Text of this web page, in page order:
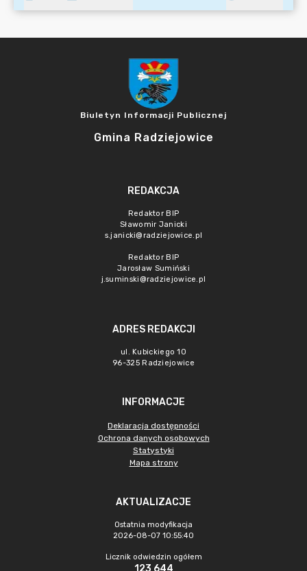
Biuletyn Informacji Publicznej
Gmina Radziejowice
REDAKCJA
Redaktor BIP
Sławomir Janicki
s.janicki@radziejowice.pl
Redaktor BIP
Jarosław Sumiński
j.suminski@radziejowice.pl
ADRES REDAKCJI
ul. Kubickiego 10
96-325 Radziejowice
INFORMACJE
Deklaracja dostępności
Ochrona danych osobowych
Statystyki
Mapa strony
AKTUALIZACJE
Ostatnia modyfikacja
2026-08-07 10:55:40
Licznik odwiedzin ogółem
123 644